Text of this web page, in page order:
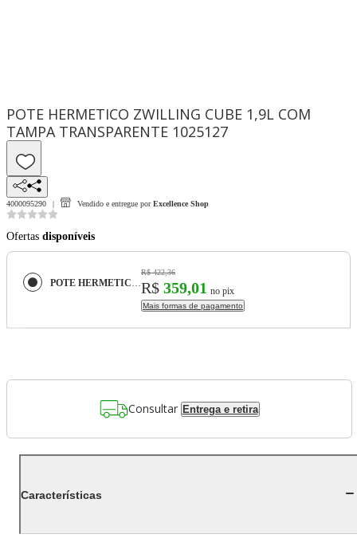
POTE HERMETICO ZWILLING CUBE 1,9L COM
TAMPA TRANSPARENTE 1025127
4000095290 Vendido e entregue por Excellence Shop
Ofertas disponíveis
POTE HERMETICO ZWILLING CUBE 1,9L COM TAMPA TRANSPARENTE 1025127
R$ 422,36
R$ 359,01 no pix
Mais formas de pagamento
Consultar Entrega e retira
Características